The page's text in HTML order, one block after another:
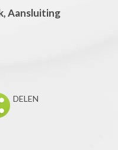
Aansluiting
DELEN